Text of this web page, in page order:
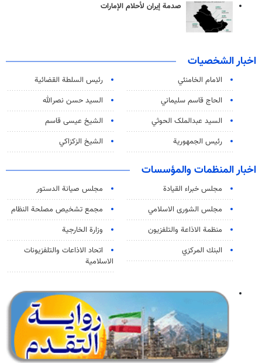
صدمة إيران لأحلام الإمارات
اخبار الشخصيات
الامام الخامنئي
رئیس السلطة القضائیة
الحاج قاسم سليماني
السيد حسن نصرالله
السید عبدالملک الحوثي
الشيخ عيسى قاسم
رئيس الجمهورية
الشيخ الزكزاكي
اخبار المنظمات والمؤسسات
مجلس خبراء القيادة
مجلس صيانة الدستور
مجلس الشورى الاسلامي
مجمع تشخيص مصلحة النظام
منظمة الاذاعة والتلفزیون
وزارة الخارجية
البنك المركزي
اتحاد الاذاعات والتلفزيونات
الاسلامية